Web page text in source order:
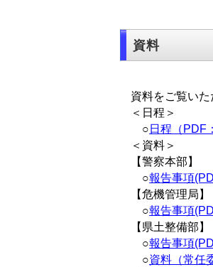
資料
資料をご覧いた
＜日程＞
○ 日程（PDF
＜資料＞
【警察本部】
○報告事項
【危機管理局】
○報告事項
【県土整備部】
○報告事項
○資料（常任